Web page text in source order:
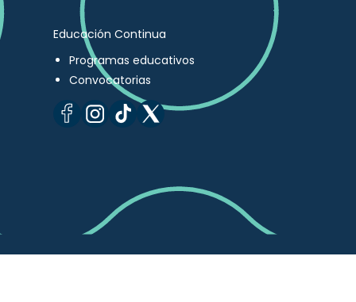
Educación Continua
Programas educativos
Convocatorias